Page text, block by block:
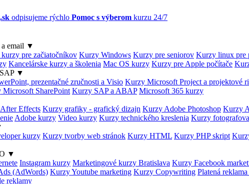
odpisujeme rýchlo Pomoc s výberom kurzu 24/7
email ▼
pre začiatočníkov Kurzy Windows Kurzy pre seniorov Kurzy linux pre
Kancelárske kurzy a školenia Mac OS kurzy Kurzy pre Apple počítače
▼
prezentačné zručnosti a Visio Kurzy Microsoft Project a projektové
Microsoft SharePoint Kurzy SAP a ABAP Microsoft 365 kurzy
Effects Kurzy grafiky - grafický dizajn Kurzy Adobe Photoshop Kurzy
Adobe kurzy Video kurzy Kurzy technického kreslenia Kurzy
kurzy Kurzy tvorby web stránok Kurzy HTML Kurzy PHP skript
▼
Instagram kurzy Marketingové kurzy Bratislava Kurzy Facebook
(AdWords) Kurzy Youtube marketing Kurzy Copywriting Platená
reklamy